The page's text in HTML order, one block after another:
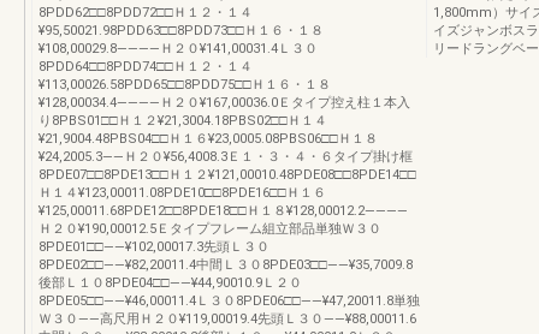
8PDD62□□8PDD72□□Ｈ１２・１４
¥95,50021.98PDD63□□8PDD73□□Ｈ１６・１８
¥108,00029.8――――Ｈ２０¥141,00031.4Ｌ３０
8PDD64□□8PDD74□□Ｈ１２・１４
¥113,00026.58PDD65□□8PDD75□□Ｈ１６・１８
¥128,00034.4――――Ｈ２０¥167,00036.0Ｅタイプ控え柱１本入
り8PBS01□□Ｈ１２¥21,3004.18PBS02□□Ｈ１４
¥21,9004.48PBS04□□Ｈ１６¥23,0005.08PBS06□□Ｈ１８
¥24,2005.3――Ｈ２０¥56,4008.3Ｅ１・３・４・６タイプ掛け框
8PDE07□□8PDE13□□Ｈ１２¥121,00010.48PDE08□□8PDE14□□
Ｈ１４¥123,00011.08PDE10□□8PDE16□□Ｈ１６
¥125,00011.68PDE12□□8PDE18□□Ｈ１８¥128,00012.2――――
Ｈ２０¥190,00012.5Ｅタイプフレーム組立部品単独Ｗ３０
8PDE01□□――¥102,00017.3先頭Ｌ３０
8PDE02□□――¥82,20011.4中間Ｌ３０8PDE03□□――¥35,7009.8
後部Ｌ１０8PDE04□□――¥44,90010.9Ｌ２０
8PDE05□□――¥46,00011.4Ｌ３０8PDE06□□――¥47,20011.8単独
Ｗ３０――高尺用Ｈ２０¥119,00019.4先頭Ｌ３０――¥88,00011.6
1,800mm）サ
イズジャンボス
リードラングベ